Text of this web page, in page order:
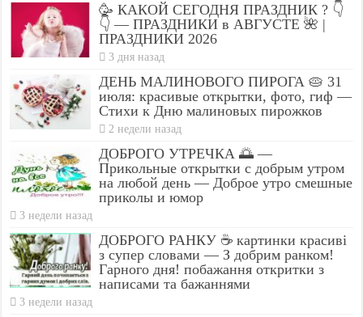
🥳 КАКОЙ СЕГОДНЯ ПРАЗДНИК ? 👇
👇 — ПРАЗДНИКИ в АВГУСТЕ 🌺 |
ПРАЗДНИКИ 2026
3 дня назад
ДЕНЬ МАЛИНОВОГО ПИРОГА 🥧 31
июля: красивые открытки, фото, гиф —
Стихи к Дню малиновых пирожков
2 недели назад
ДОБРОГО УТРЕЧКА 🌅 —
Прикольные открытки с добрым утром
на любой день — Доброе утро смешные
приколы и юмор
3 недели назад
ДОБРОГО РАНКУ ☕ картинки красиві
з супер словами — З добрим ранком!
Гарного дня! побажання откритки з
написами та бажаннями
3 недели назад